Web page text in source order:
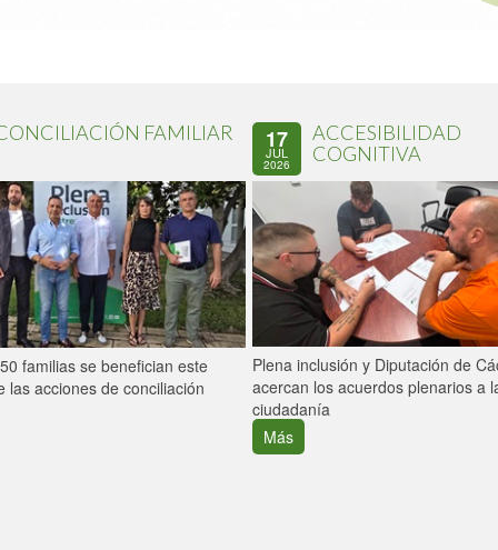
FAMILIAR
familias se benefician este
las acciones de conciliación
17
JUL
2026
ACCESIBILIDAD
COGNITIVA
Plena inclusión y Diputación de
acercan los acuerdos plenarios a
ciudadanía
Más